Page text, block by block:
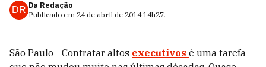
DR Da Redação
Publicado em 24 de abril de 2014 14h27.
São Paulo - Contratar altos executivos é uma tarefa